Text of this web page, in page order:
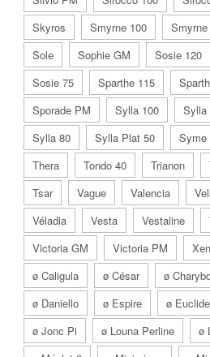
Skyros
Smyrne 100
Sole
Sophie GM Sosie 120
Sosie 75
Sparthe 115
Sporade PM
Sylla 100 Sylla
Sylla 80
Sylla Plat 50 Syme
Thera
Tondo 40 Trianon
Tsar
Vague Valencia
Véladia
Vesta Vestaline
Victoria GM
Victoria PM
ø Caligula
ø César ø
ø Daniello
ø Espire ø Euclide
ø Jonc Pi
ø Louna Perline ø